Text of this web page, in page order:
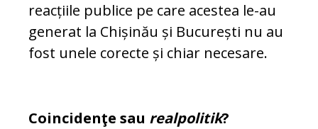
reacțiile publice pe care aces­tea le-au
generat la Chișinău și Bu­cu­rești nu au
fost unele corecte și chiar necesare.
Coincidenţe sau realpolitik?